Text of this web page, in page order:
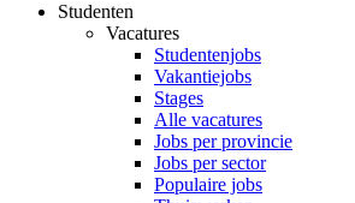
Studenten
Vacatures
Studentenjobs
Vakantiejobs
Stages
Alle vacatures
Jobs per provincie
Jobs per sector
Populaire jobs